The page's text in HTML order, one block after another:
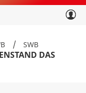
/
SWB
DAS